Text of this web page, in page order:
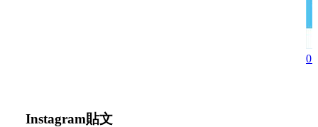
Instagram貼文